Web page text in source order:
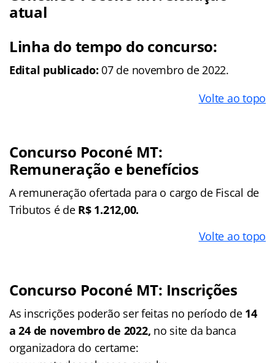
atual
Linha do tempo do concurso:
Edital publicado: 07 de novembro de 2022.
Volte ao topo
Concurso Poconé MT:
Remuneração e benefícios
A remuneração ofertada para o cargo de Fiscal de
Tributos é de R$ 1.212,00.
Volte ao topo
Concurso Poconé MT: Inscrições
As inscrições poderão ser feitas no período de 14
a 24 de novembro de 2022, no site da banca
organizadora do certame: